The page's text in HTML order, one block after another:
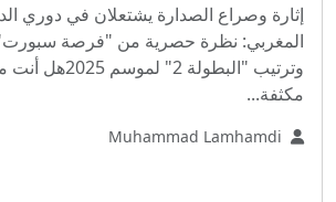
إثارة وصراع الصدارة يشتعلان في دوري
المغربي: نظرة حصرية من "فرصة سبورت"
وترتيب "البطولة 2"
مكثفة...